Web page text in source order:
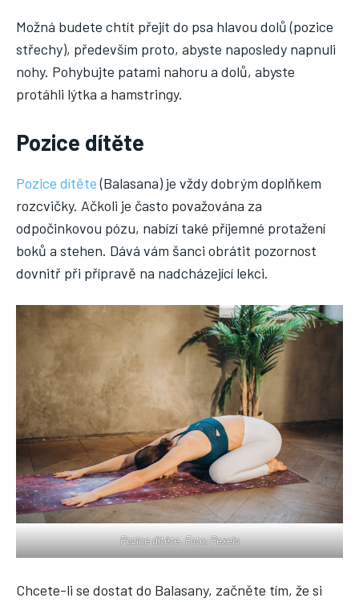
Možná budete chtít přejít do psa hlavou dolů (pozice
střechy), především proto, abyste naposledy napnuli
nohy. Pohybujte patami nahoru a dolů, abyste
protáhli lýtka a hamstringy.
Pozice dítěte
Pozice dítěte(Balasana) je vždy dobrým doplňkem
rozcvičky. Ačkoli je často považována za
odpočinkovou pózu, nabízí také příjemné protažení
boků a stehen. Dává vám šanci obrátit pozornost
dovnitř při přípravě na nadcházející lekci.
Pozice dítěte. Foto: Pexels
Chcete-li se dostat do Balasany, začněte tím, že si